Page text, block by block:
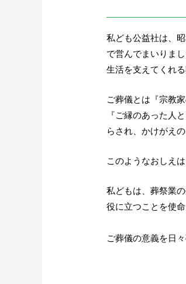
私ども公益社は、
で営んでまいりま
生活を支えてくれ
ご葬儀とは『宗教家
『ご縁のあった人
らされ、かけがえ
このようなおしえ
私どもは、葬祭業
役に立つことを使命
ご葬儀の意義を日